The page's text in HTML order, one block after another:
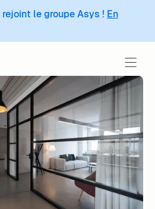
le groupe Asys ! En